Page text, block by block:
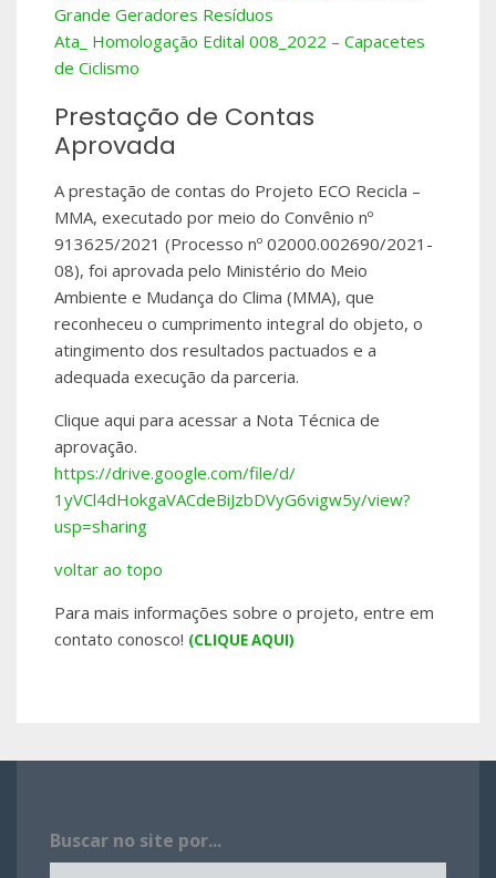
Grande Geradores Resíduos
Ata_ Homologação Edital 008_2022 – Capacetes
de Ciclismo
Prestação de Contas
Aprovada
A prestação de contas do Projeto ECO Recicla –
MMA, executado por meio do Convênio nº
913625/2021 (Processo nº 02000.002690/2021-
08), foi aprovada pelo Ministério do Meio
Ambiente e Mudança do Clima (MMA), que
reconheceu o cumprimento integral do objeto, o
atingimento dos resultados pactuados e a
adequada execução da parceria.
Clique aqui para acessar a Nota Técnica de
aprovação.
https://drive.google.com/file/d/
1yVCl4dHokgaVACdeBiJzbDVyG6vigw5y/view?
usp=sharing
voltar ao topo
Para mais informações sobre o projeto, entre em
contato conosco! (CLIQUE AQUI)
Buscar no site por...